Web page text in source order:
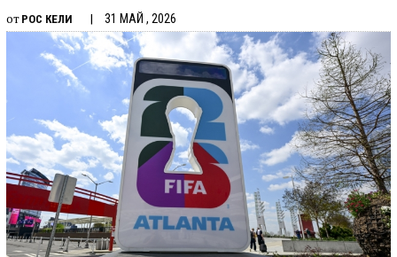
от РОС КЕЛИ 31 МАЙ , 2026